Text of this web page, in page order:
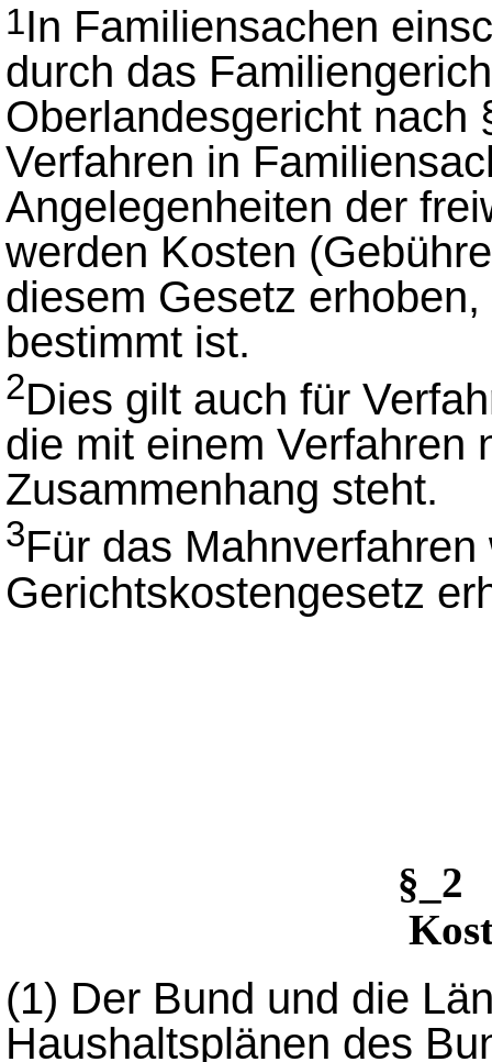
1In Familiensachen
durch das
Oberlandesgericht nach
Verfahren in
Angelegenheiten der
werden Kosten
diesem Gesetz
bestimmt ist.
2Dies gilt auch für
die mit einem Verfahren
Zusammenhang steht.
3Für das
Gerichtskostengesetz
§_2
(1) Der Bund und die
Haushaltsplänen des